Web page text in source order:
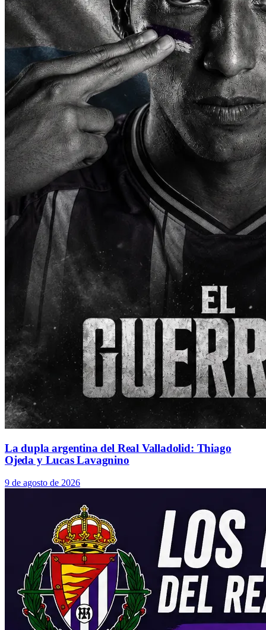
La dupla argentina del Real Valladolid: Thiago
Ojeda y Lucas Lavagnino
9 de agosto de 2026